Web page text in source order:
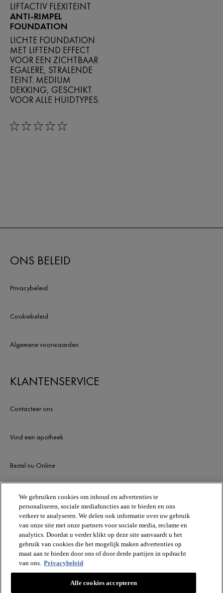
LIFTACTIV FLEXITEINT
ANTI-RIMPEL
FOUNDATION
LICHTE FOUNDATION
MET LIFTEND EFFECT
VOOR EEN ZICHTBAAR
EGALERE, STRALENDE
TEINT. MEDIUM
DEKKING, GESCHIKT
VOOR ALLE HUIDTYPES.
0/5
ONS BELEID
Privacybeleid
Cookiebeleid
Algemene voorwaarden
KLANTENSERVICE
Contacteer ons
Vind een apotheek
Bestel nu Online
Newsletter
BLIJF OP DE HOOGTE
We gebruiken cookies om inhoud en advertenties te
personaliseren, sociale mediafuncties aan te bieden en ons
verkeer te analyseren. We delen ook informatie over uw gebruik
van onze site met onze partners voor sociale media, reclame en
analytics. Doordat u verder klikt op deze site aanvaardt u het
gebruik van cookies die het mogelijk maken advertenties op
maat aan te bieden door ons of door derde partijen in opdracht
van ons. Privacybeleid
Alle cookies accepteren